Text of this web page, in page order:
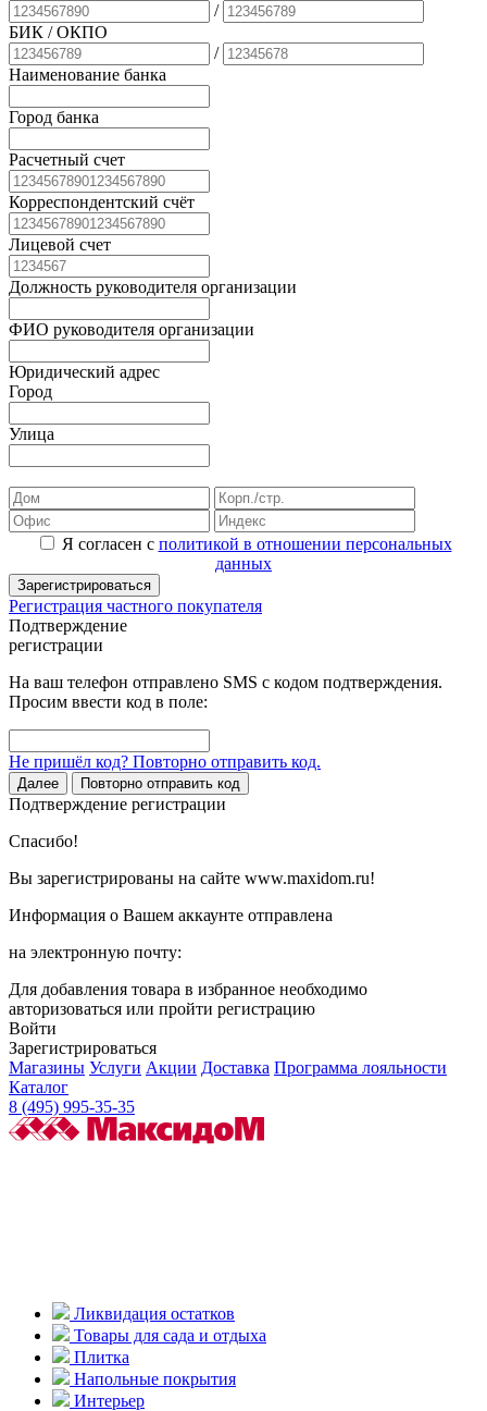
/
БИК / ОКПО
/
Наименование банка
Город банка
Расчетный счет
Корреспондентский счёт
Лицевой счет
Должность руководителя организации
ФИО руководителя организации
Юридический адрес
Город
Улица
Я согласен с политикой в отношении персональных
данных
Зарегистрироваться
Регистрация частного покупателя
Подтверждение
регистрации
На ваш телефон отправлено SMS с кодом подтверждения.
Просим ввести код в поле:
Не пришёл код? Повторно отправить код.
Далее Повторно отправить код
Подтверждение регистрации
Спасибо!
Вы зарегистрированы на сайте www.maxidom.ru!
Информация о Вашем аккаунте отправлена
на электронную почту:
Для добавления товара в избранное необходимо
авторизоваться или пройти регистрацию
Войти
Зарегистрироваться
Магазины Услуги Акции Доставка Программа лояльности
Каталог
8 (495) 995-35-35
Ликвидация остатков
Товары для сада и отдыха
Плитка
Напольные покрытия
Интерьер